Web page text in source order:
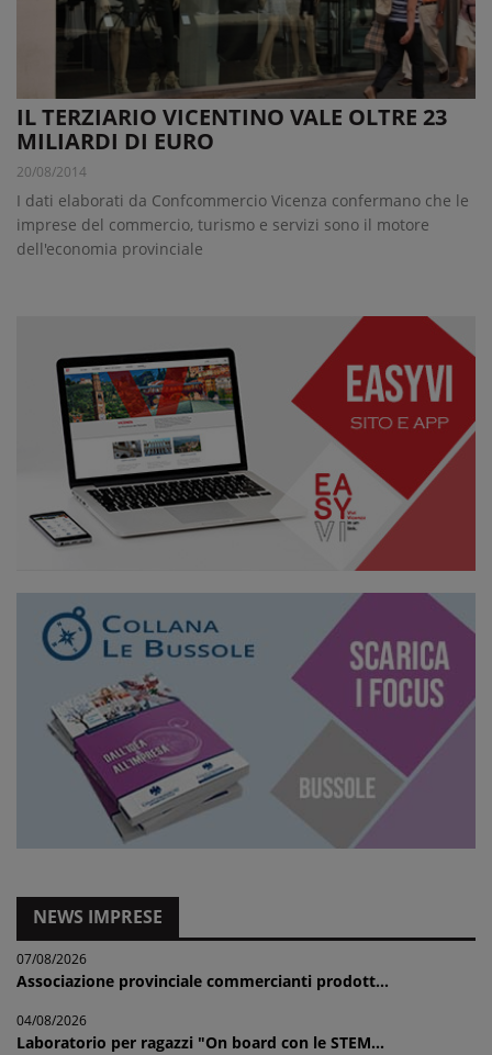
IL TERZIARIO VICENTINO VALE OLTRE 23
MILIARDI DI EURO
20/08/2014
I dati elaborati da Confcommercio Vicenza confermano che le
imprese del commercio, turismo e servizi sono il motore
dell'economia provinciale
NEWS IMPRESE
07/08/2026
Associazione provinciale commercianti prodott...
04/08/2026
Laboratorio per ragazzi "On board con le STEM...